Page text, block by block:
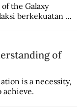
the Galaxy
berkekuatan
of
is a necessity,
achieve.